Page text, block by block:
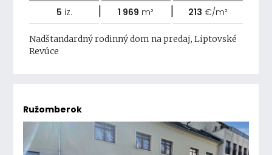
5 iz. | 1 969 m² | 213 €/m²
Nadštandardný rodinný dom na predaj, Liptovské
Revúce
Ružomberok